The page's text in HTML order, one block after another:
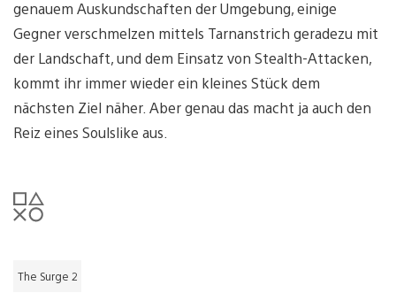
genauem Auskundschaften der Umgebung, einige
Gegner verschmelzen mittels Tarnanstrich geradezu mit
der Landschaft, und dem Einsatz von Stealth-Attacken,
kommt ihr immer wieder ein kleines Stück dem
nächsten Ziel näher. Aber genau das macht ja auch den
Reiz eines Soulslike aus.
The Surge 2